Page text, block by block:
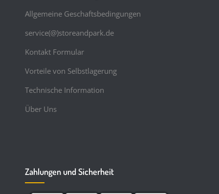
Allgemeine Geschaftsbedingungen
service(@)storeandpark.de
Kontakt Formular
Vorteile von Selbstlagerung
Technische Information
Über Uns
Zahlungen und Sicherheit